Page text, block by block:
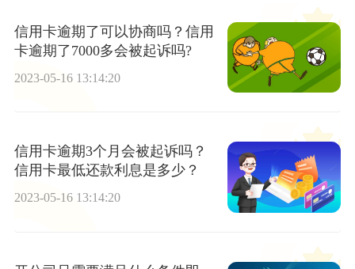
信用卡逾期了可以协商吗？信用
卡逾期了7000多会被起诉吗?
2023-05-16 13:14:20
信用卡逾期3个月会被起诉吗？
信用卡最低还款利息是多少？
2023-05-16 13:14:20